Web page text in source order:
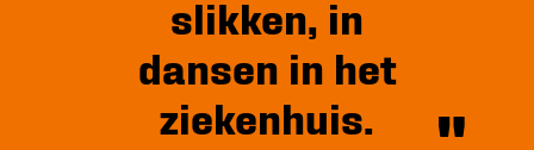
slikken, in
dansen in het
ziekenhuis.